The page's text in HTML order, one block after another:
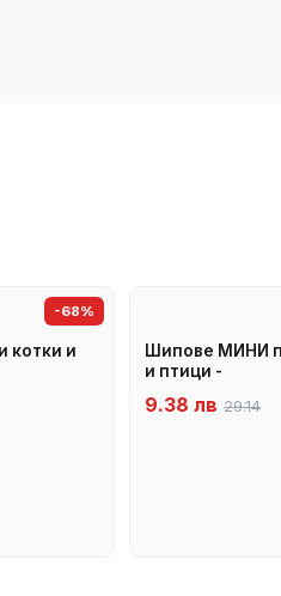
-68%
котки и
Шипове МИНИ
и птици -
9.38 лв 29.14